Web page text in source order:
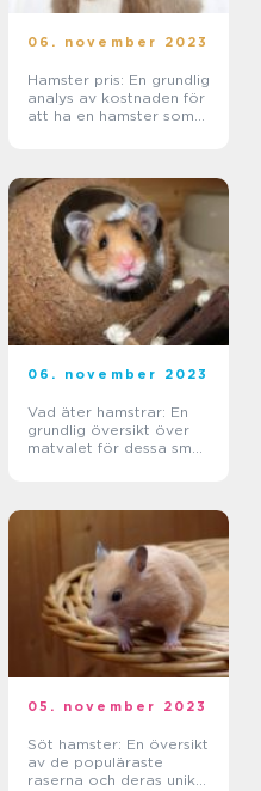
06. november 2023
Hamster pris: En grundlig
analys av kostnaden för
att ha en hamster som
06. november 2023
Vad äter hamstrar: En
grundlig översikt över
matvalet för dessa små
05. november 2023
Söt hamster: En översikt
av de populäraste
raserna och deras unika